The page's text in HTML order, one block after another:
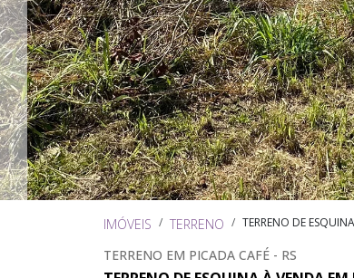
IMÓVEIS TERRENO TERRENO DE
TERRENO EM PICADA CAFÉ - RS